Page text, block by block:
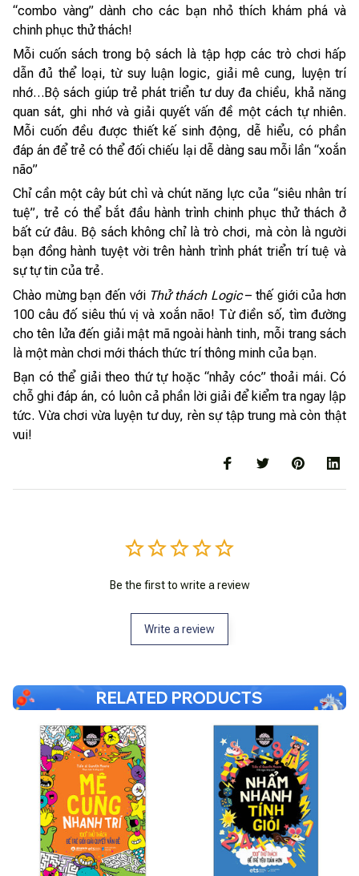
“combo vàng” dành cho các bạn nhỏ thích khám phá và
chinh phục thử thách!
Mỗi cuốn sách trong bộ sách là tập hợp các trò chơi hấp
dẫn đủ thể loại, từ suy luận logic, giải mê cung, luyện trí
nhớ…Bộ sách giúp trẻ phát triển tư duy đa chiều, khả năng
quan sát, ghi nhớ và giải quyết vấn đề một cách tự nhiên.
Mỗi cuốn đều được thiết kế sinh động, dễ hiểu, có phần
đáp án để trẻ có thể đối chiếu lại dễ dàng sau mỗi lần “xoắn
não”
Chỉ cần một cây bút chì và chút năng lực của “siêu nhân trí
tuệ”, trẻ có thể bắt đầu hành trình chinh phục thử thách ở
bất cứ đâu. Bộ sách không chỉ là trò chơi, mà còn là người
bạn đồng hành tuyệt vời trên hành trình phát triển trí tuệ và
sự tự tin của trẻ.
Chào mừng bạn đến với Thử thách Logic– thế giới của hơn
100 câu đố siêu thú vị và xoắn não! Từ điền số, tìm đường
cho tên lửa đến giải mật mã ngoài hành tinh, mỗi trang sách
là một màn chơi mới thách thức trí thông minh của bạn.
Bạn có thể giải theo thứ tự hoặc “nhảy cóc” thoải mái. Có
chỗ ghi đáp án, có luôn cả phần lời giải để kiểm tra ngay lập
tức. Vừa chơi vừa luyện tư duy, rèn sự tập trung mà còn thật
vui!
Be the first to write a review
Write a review
RELATED PRODUCTS